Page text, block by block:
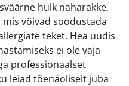
hulk naharakke,
võivad soodustada
teket. Hea uudis
ei ole vaja
professionaalset
leiad tõenäoliselt juba